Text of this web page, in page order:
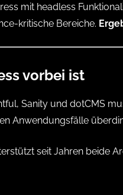
mit headless
kritische Bereiche.
vorbei ist
Sanity und dotCMS
Anwendungsfälle
seit Jahren beide